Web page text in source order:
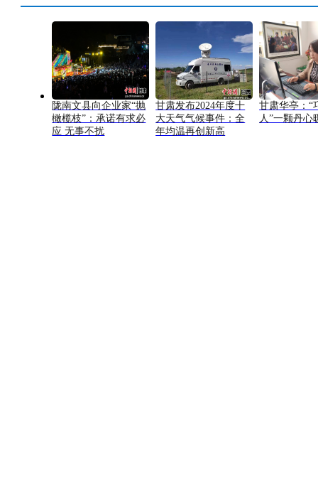
陇南文县向企业家“抛
橄榄枝”：承诺有求必
应 无事不扰
甘肃发布2024年度十
大天气气候事件：全
年均温再创新高
甘肃华亭：“
人”一颗丹心